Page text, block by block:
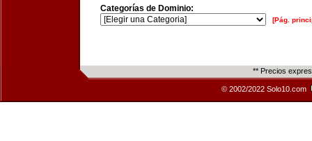
Categorías de Dominio:
[Pág.
** Precios
© 2002/2022 Solo10.com